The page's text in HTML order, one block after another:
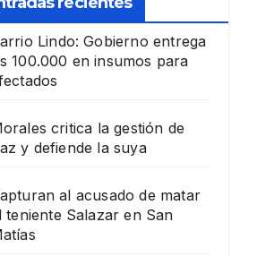
Lindo: Gobierno entrega
100.000 en insumos para
critica la gestión de
y defiende la suya
al acusado de matar
teniente Salazar en San